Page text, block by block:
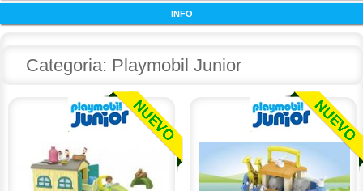
INFO
Categoria: Playmobil Junior